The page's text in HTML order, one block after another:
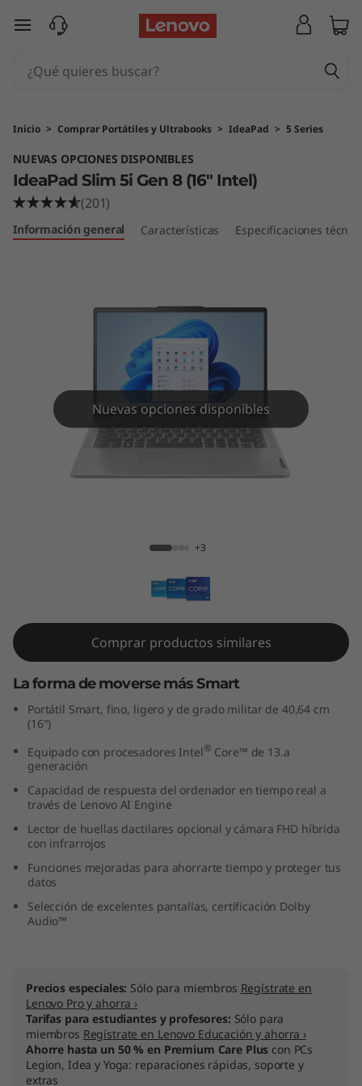
a
P
a
d
1
6
n
Ir al contenido principal
Inicio > Comprar Portátiles y Ultrabooks > IdeaPad > 5 Series
NUEVAS OPCIONES DISPONIBLES
IdeaPad Slim 5i Gen 8 (16" Intel)
(201)
Información general Características Especificaciones
Nuevas opciones disponibles
+3
Comprar productos similares
La forma de moverse más Smart
Portátil Smart, fino, ligero y de grado militar de 40,64 cm
(16")
Equipado con procesadores Intel® Core™ de 13.a
generación
Capacidad de respuesta del ordenador en tiempo real a
través de Lenovo AI Engine
Lector de huellas dactilares opcional y cámara FHD híbrida
con infrarrojos
Funciones mejoradas para ahorrarte tiempo y proteger tus
datos
Selección de excelentes pantallas, certificación Dolby
Audio™
Precios especiales: Sólo para miembros Regístrate en
Lenovo Pro y ahorra ›
Tarifas para estudiantes y profesores: Sólo para
miembros Regístrate en Lenovo Educación y ahorra ›
Ahorre hasta un 50 % en Premium Care Plus con PCs
Legion, Idea y Yoga: reparaciones rápidas, soporte y
extras